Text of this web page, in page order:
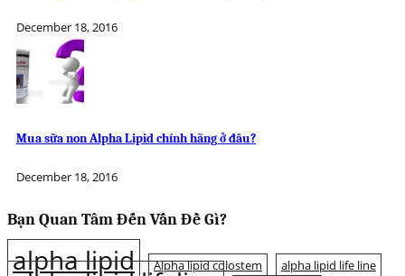
December 18, 2016
Mua sữa non Alpha Lipid chính hãng ở đâu?
December 18, 2016
Bạn Quan Tâm Đến Vấn Đề Gì?
alpha lipid Alpha lipid colostem alpha lipid life line